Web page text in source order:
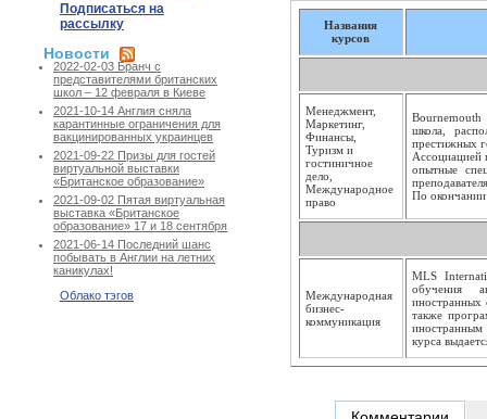
Подписаться на
рассылку
Новости
2022-02-03 Бранч с
представителями британских
школ – 12 февраля в Киеве
2021-10-14 Англия сняла
карантинные ограничения для
вакцинированных украинцев
2021-09-22 Призы для гостей
виртуальной выставки
«Британское образование»
2021-09-02 Пятая виртуальная
выставка «Британское
образование» 17 и 18 сентября
2021-06-14 Последний шанс
побывать в Англии на летних
каникулах!
Облако тэгов
Названия
курсов
Менеджмент,
Маркетинг,
Финансы,
Туризм и
гостиничное
дело,
Международное
право
школа,
престижных
Ассоциацией
опытные
По окончании
Международная
бизнес-
коммуникация
MLS
обучения
иностранных
также
курса